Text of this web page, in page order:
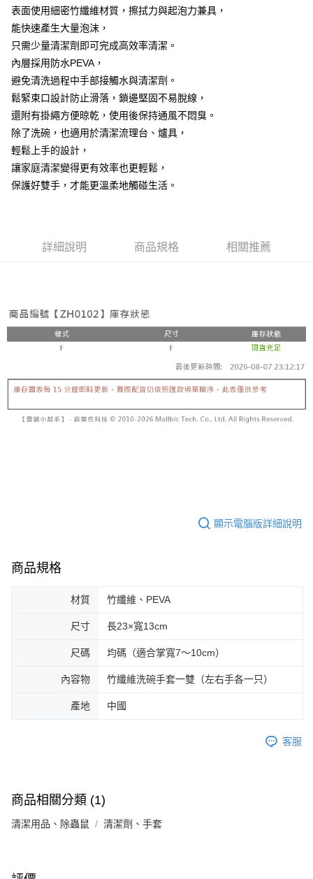
是否繳費成功／繳費後需取消欲退款等相關疑問，請聯繫「AFTEE先享後付
客戶支援中心」 https://netprotections.freshdesk.com/support/home
【注意事項】
１．透過由恩沛科技股份有限公司提供之「AFTEE先享後付」服務完成之交
易，需依本服務之必要範圍內提供個人資料，並將交易相關給付款項請求債
權轉讓予恩沛科技股份有限公司。
２．關於個人資料處理事宜，請瀏覽以下網址：
３．未成年的使用者請事先徵得法定代理人或監護人之同意方可使用
「AFTEE先享後付」，若未經同意申辦者引起之損失，本公司不負相關責
任。
４．使用「AFTEE先享後付」時，將依據個別帳號之用戶狀況，依本公司即
時審查核予不同之上限額度；若仍有額度不足之情形，本公司將視審查結果
請求用戶進行身份認證。
每筆NT$100，滿NT$799(含以上)免運費
離島宅配
每筆NT$150
表面使用細密竹纖維材質，擦拭力與起泡力兼具，
能快速產生大量泡沫，
只需少量清潔劑即可完成高效率清潔。
內層採用防水PEVA，
避免清洗過程中手部接觸水與清潔劑。
鬆緊束口設計防止滑落，鎖邊堅固不易脫線，
還附有掛繩方便晾乾，使用後保持通風不悶臭。
除了洗碗，也適用於清潔流理台、爐具，
輕鬆上手的設計，
讓家庭清潔變得更有效率也更輕鬆，
保護好雙手，才能更溫柔地觸碰生活。
詳細說明 商品規格 相關推薦
顯示電腦版詳細說明
商品規格
材質 竹纖維、PEVA
尺寸 長23×寬13cm
尺碼 均碼（適合掌寬7～10cm）
內容物 竹纖維洗碗手套一雙（左右手各一只）
產地 中國
客服
商品相關分類 (1)
清潔用品、除蟲鼠 清潔劑、手套